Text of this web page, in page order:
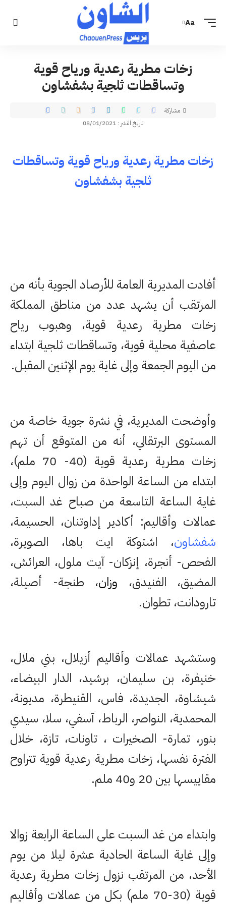
Aa
زخات مطرية رعدية ورياح قوية
وتساقطات ثلجية بشفشاون
تاريخ النشر : 08/01/2021
مشاركة
زخات مطرية رعدية ورياح قوية وتساقطات
ثلجية بشفشاون
أفادت المديرية العامة للأرصاد الجوية بأنه من
المرتقب أن يشهد عدد من مناطق المملكة
زخات مطرية رعدية قوية، وهبوب رياح
عاصفية محلية قوية، وتساقطات ثلجية ابتداء
من اليوم الجمعة وإلى غاية يوم الإثنين المقبل.
وأوضحت المديرية، في نشرة جوية خاصة من
المستوى البرتقالي، أنه من المتوقع أن تهم
زخات مطرية رعدية قوية (40- 70 ملم)،
ابتداء من الساعة الواحدة من زوال اليوم وإلى
غاية الساعة التاسعة من صباح غد السبت،
عمالات وأقاليم: أكادير إداوتنان، الحسيمة،
شفشاون، اشتوكة ايت باها، الصويرة،
الفحص- أنجرة، إنزكان- آيت ملول، العرائش،
المضيق، الفنيدق، وزان، طنجة- أصيلة،
تارودانت، تطوان.
وستشهد عمالات وأقاليم أزيلال، بني ملال،
خنيفرة، بن سليمان، برشيد، الدار البيضاء،
شيشاوة، الجديدة، فاس، القنيطرة، مديونة،
المحمدية، النواصر، الرباط، آسفي، سلا، سيدي
بنور، تمارة- الصخيرات ، تاونات، تازة، خلال
الفترة نفسها، زخات مطرية رعدية قوية تتراوح
مقاييسها بين 20 و40 ملم.
وابتداء من غد السبت على الساعة الرابعة زوالا
وإلى غاية الساعة الحادية عشرة ليلا من يوم
الأحد، من المرتقب نزول زخات مطرية رعدية
قوية (30-70 ملم) بكل من عمالات وأقاليم